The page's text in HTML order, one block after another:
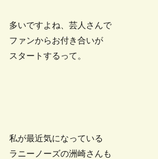
多いですよね、芸人さんで
ファンからお付き合いが
スタートするって。
私が最近気になっている
ラニーノーズの洲崎さんも